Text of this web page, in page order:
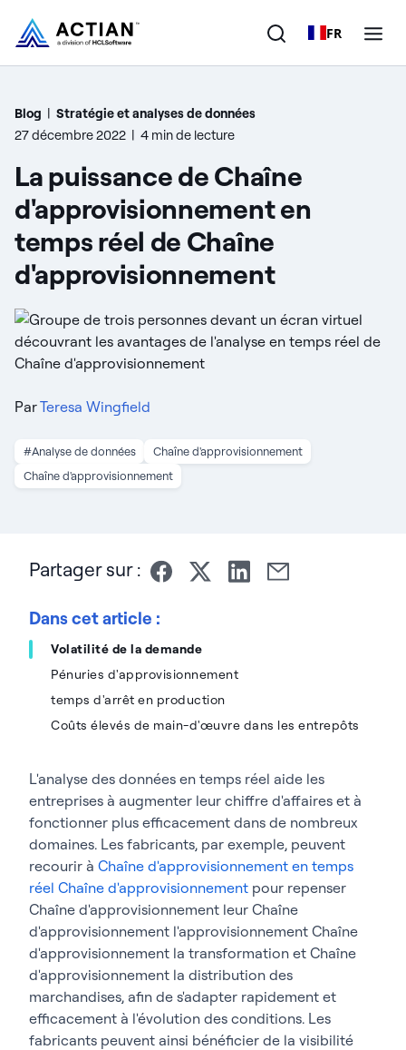
FR
Produits
Clients
Entreprise
Ressources
Blog | Stratégie et analyses de données
27 décembre 2022 | 4 min de lecture
La puissance de Chaîne
d'approvisionnement en
temps réel de Chaîne
d'approvisionnement
ParTeresa Wingfield
#Analyse de données
Chaîne d'approvisionnement
Chaîne d'approvisionnement
Partager sur :
Dans cet article :
Volatilité de la demande
Pénuries d'approvisionnement
temps d'arrêt en production
Coûts élevés de main-d'œuvre dans les entrepôts
L'analyse des données en temps réel aide les
entreprises à augmenter leur chiffre d'affaires et à
fonctionner plus efficacement dans de nombreux
domaines. Les fabricants, par exemple, peuvent
recourir à Chaîne d'approvisionnement en temps
réel Chaîne d'approvisionnement pour repenser
Chaîne d'approvisionnement leur Chaîne
d'approvisionnement l'approvisionnement Chaîne
d'approvisionnement la transformation et Chaîne
d'approvisionnement la distribution des
marchandises, afin de s'adapter rapidement et
efficacement à l'évolution des conditions. Les
fabricants peuvent ainsi bénéficier de la visibilité